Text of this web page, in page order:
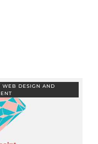
WEB DESIGN AND